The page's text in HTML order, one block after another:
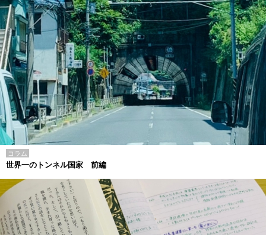
コラム
世界一のトンネル国家 前編